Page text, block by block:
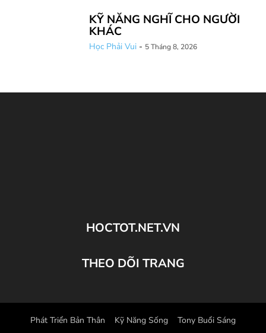
KỸ NĂNG NGHĨ CHO NGƯỜI
KHÁC
Học Phải Vui - 5 Tháng 8, 2026
HOCTOT.NET.VN
THEO DÕI TRANG
Phát Triển Bản Thân Kỹ Năng Sống Tony Buổi Sáng